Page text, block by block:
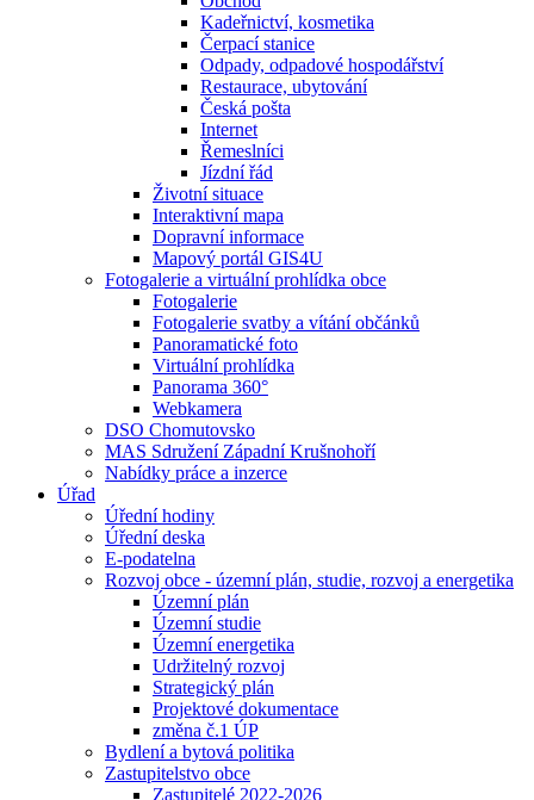
Kadeřnictví, kosmetika
Čerpací stanice
Odpady, odpadové hospodářství
Restaurace, ubytování
Česká pošta
Internet
Řemeslníci
Jízdní řád
Životní situace
Interaktivní mapa
Dopravní informace
Mapový portál GIS4U
Fotogalerie a virtuální prohlídka obce
Fotogalerie
Fotogalerie svatby a vítání občánků
Panoramatické foto
Virtuální prohlídka
Panorama 360°
Webkamera
DSO Chomutovsko
MAS Sdružení Západní Krušnohoří
Nabídky práce a inzerce
Úřad
Úřední hodiny
Úřední deska
E-podatelna
Rozvoj obce - územní plán, studie, rozvoj a energetika
Územní plán
Územní studie
Územní energetika
Udržitelný rozvoj
Strategický plán
Projektové dokumentace
změna č.1 ÚP
Bydlení a bytová politika
Zastupitelstvo obce
Zastupitelé 2022-2026